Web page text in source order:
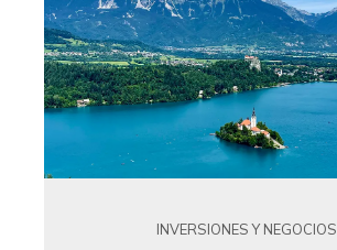
INVERSIONES Y NEGOCIOS